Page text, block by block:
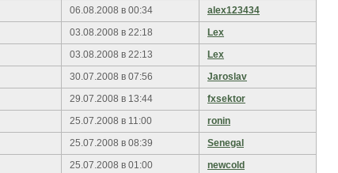
06.08.2008 в 00:34
alex123434
03.08.2008 в 22:18
Lex
03.08.2008 в 22:13
Lex
30.07.2008 в 07:56
Jaroslav
29.07.2008 в 13:44
fxsektor
25.07.2008 в 11:00
ronin
25.07.2008 в 08:39
Senegal
25.07.2008 в 01:00 newcold